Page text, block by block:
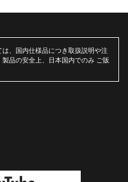
、国内仕様品につき取扱説明や注
品の安全上、日本国内でのみ ご販